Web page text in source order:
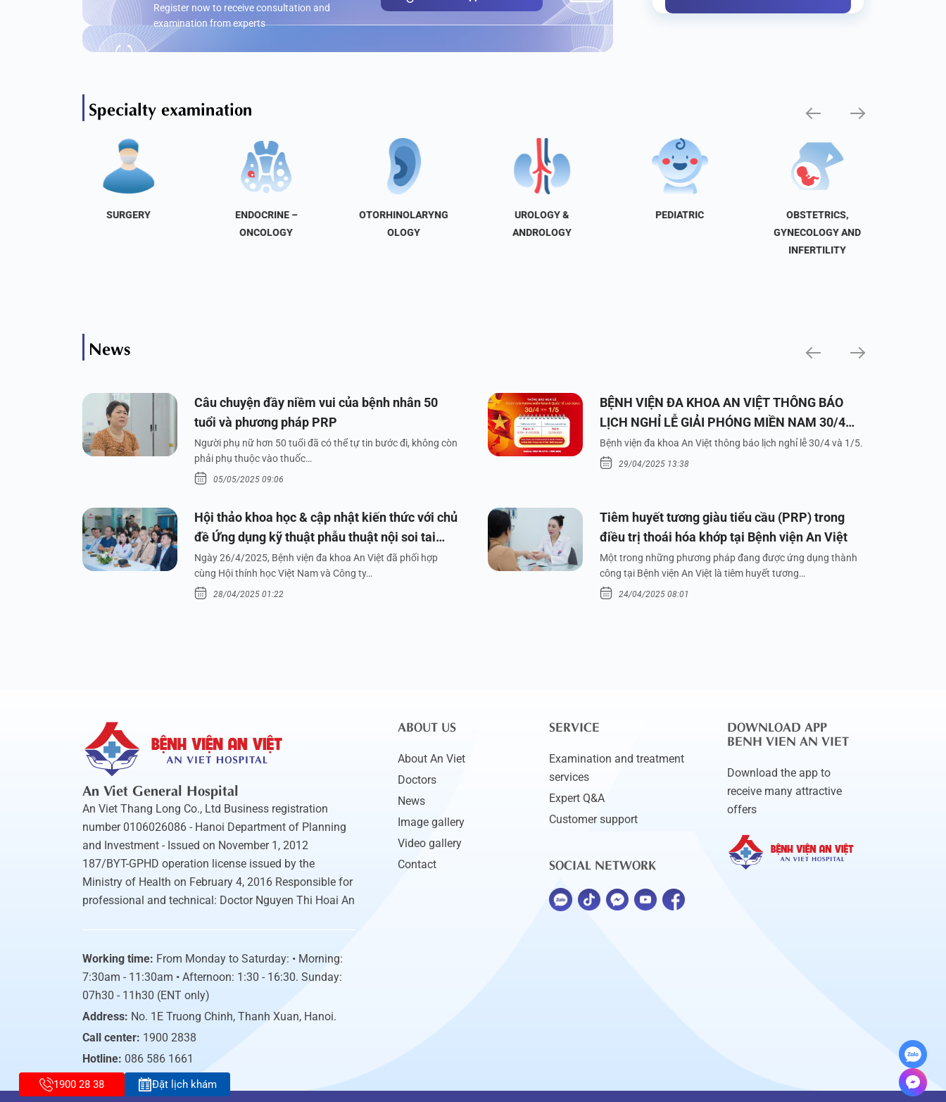
Register now to receive consultation and
examination from experts
Specialty examination
SURGERY
ENDOCRINE –
ONCOLOGY
OTORHINOLARYNG
OLOGY
UROLOGY &
ANDROLOGY
PEDIATRIC
OBSTETRICS,
GYNECOLOGY AND
INFERTILITY
News
Câu chuyện đầy niềm vui của bệnh nhân 50
tuổi và phương pháp PRP
Người phụ nữ hơn 50 tuổi đã có thể tự tin bước đi, không còn
phải phụ thuộc vào thuốc…
05/05/2025 09:06
BỆNH VIỆN ĐA KHOA AN VIỆT THÔNG BÁO
LỊCH NGHỈ LỄ GIẢI PHÓNG MIỀN NAM 30/4
VÀ QUỐC TẾ LAO ĐỘNG 1/5/2025
Bệnh viện đa khoa An Việt thông báo lịch nghỉ lễ 30/4 và 1/5.
29/04/2025 13:38
Hội thảo khoa học & cập nhật kiến thức với chủ
đề Ứng dụng kỹ thuật phẫu thuật nội soi tai
dưới nước
Ngày 26/4/2025, Bệnh viện đa khoa An Việt đã phối hợp
cùng Hội thính học Việt Nam và Công ty…
28/04/2025 01:22
Tiêm huyết tương giàu tiểu cầu (PRP) trong
điều trị thoái hóa khớp tại Bệnh viện An Việt
Một trong những phương pháp đang được ứng dụng thành
công tại Bệnh viện An Việt là tiêm huyết tương…
24/04/2025 08:01
An Viet General Hospital
An Viet Thang Long Co., Ltd Business registration
number 0106026086 - Hanoi Department of Planning
and Investment - Issued on November 1, 2012
187/BYT-GPHD operation license issued by the
Ministry of Health on February 4, 2016 Responsible for
professional and technical: Doctor Nguyen Thi Hoai An
Working time: From Monday to Saturday: • Morning:
7:30am - 11:30am • Afternoon: 1:30 - 16:30. Sunday:
07h30 - 11h30 (ENT only)
Address: No. 1E Truong Chinh, Thanh Xuan, Hanoi.
Call center: 1900 2838
Hotline: 086 586 1661
ABOUT US
About An Viet
Doctors
News
Image gallery
Video gallery
Contact
SERVICE
Examination and treatment
services
Expert Q&A
Customer support
SOCIAL NETWORK
DOWNLOAD APP
BENH VIEN AN VIET
Download the app to
receive many attractive
offers
1900 28 38 Đặt lịch khám